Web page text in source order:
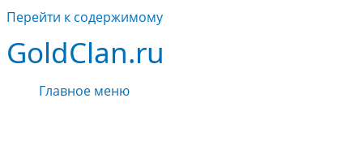
Перейти к содержимому
GoldClan.ru
Главное меню